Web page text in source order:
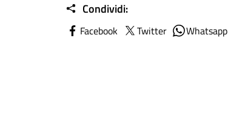
Condividi:
Facebook Twitter Whatsapp